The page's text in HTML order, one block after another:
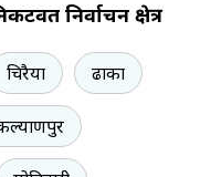
निर्वाचन क्षेत्र
चिरैया ढाका